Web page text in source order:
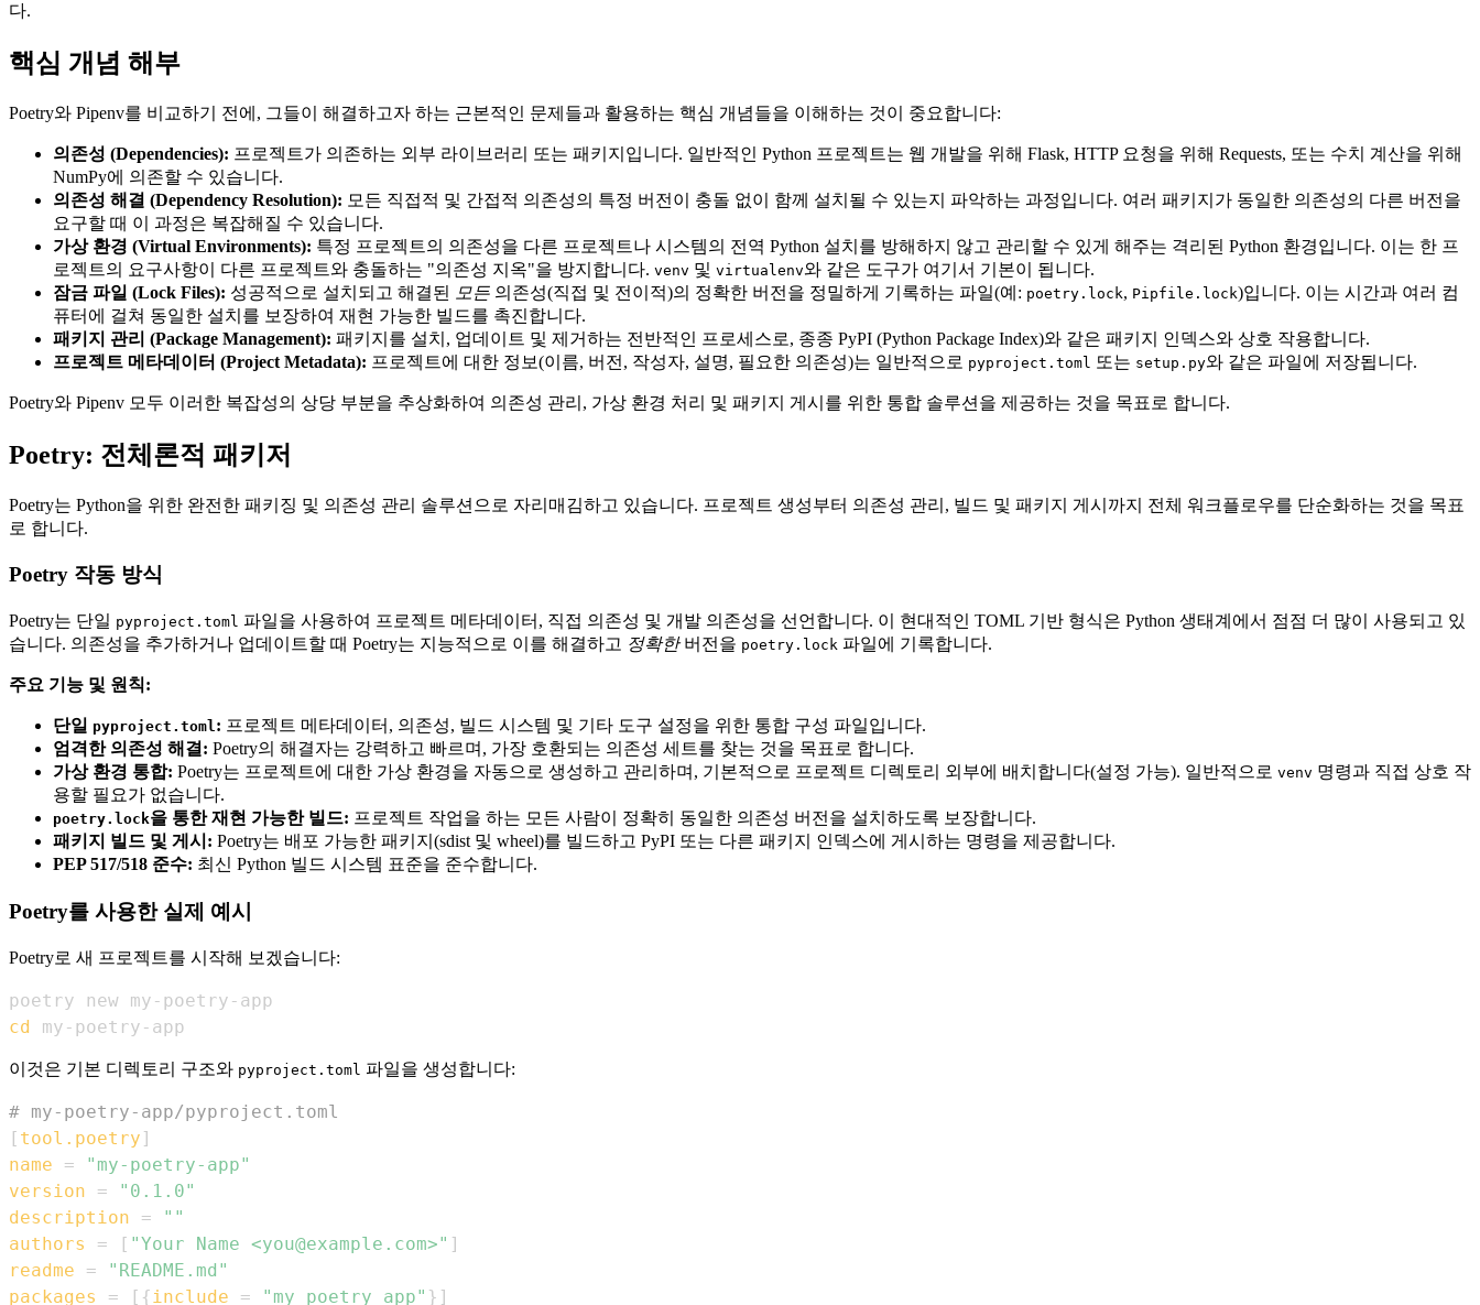
다.
핵심 개념 해부
Poetry와 Pipenv를 비교하기 전에, 그들이 해결하고자 하는 근본적인 문제들과 활용하는 핵심 개념들을 이해하는 것이 중요합니다:
의존성 (Dependencies): 프로젝트가 의존하는 외부 라이브러리 또는 패키지입니다. 일반적인 Python 프로젝트는 웹 개발을 위해 Flask, HTTP 요청을 위해 Requests, 또는 수치 계산을 위해
NumPy에 의존할 수 있습니다.
의존성 해결 (Dependency Resolution): 모든 직접적 및 간접적 의존성의 특정 버전이 충돌 없이 함께 설치될 수 있는지 파악하는 과정입니다. 여러 패키지가 동일한 의존성의 다른 버전을
요구할 때 이 과정은 복잡해질 수 있습니다.
가상 환경 (Virtual Environments): 특정 프로젝트의 의존성을 다른 프로젝트나 시스템의 전역 Python 설치를 방해하지 않고 관리할 수 있게 해주는 격리된 Python 환경입니다. 이는 한 프
로젝트의 요구사항이 다른 프로젝트와 충돌하는 "의존성 지옥"을 방지합니다. venv 및 virtualenv와 같은 도구가 여기서 기본이 됩니다.
잠금 파일 (Lock Files): 성공적으로 설치되고 해결된 모든 의존성(직접 및 전이적)의 정확한 버전을 정밀하게 기록하는 파일(예: poetry.lock, Pipfile.lock)입니다. 이는 시간과 여러 컴
퓨터에 걸쳐 동일한 설치를 보장하여 재현 가능한 빌드를 촉진합니다.
패키지 관리 (Package Management): 패키지를 설치, 업데이트 및 제거하는 전반적인 프로세스로, 종종 PyPI (Python Package Index)와 같은 패키지 인덱스와 상호 작용합니다.
프로젝트 메타데이터 (Project Metadata): 프로젝트에 대한 정보(이름, 버전, 작성자, 설명, 필요한 의존성)는 일반적으로 pyproject.toml 또는 setup.py와 같은 파일에 저장됩니다.
Poetry와 Pipenv 모두 이러한 복잡성의 상당 부분을 추상화하여 의존성 관리, 가상 환경 처리 및 패키지 게시를 위한 통합 솔루션을 제공하는 것을 목표로 합니다.
Poetry: 전체론적 패키저
Poetry는 Python을 위한 완전한 패키징 및 의존성 관리 솔루션으로 자리매김하고 있습니다. 프로젝트 생성부터 의존성 관리, 빌드 및 패키지 게시까지 전체 워크플로우를 단순화하는 것을 목표
로 합니다.
Poetry 작동 방식
Poetry는 단일 pyproject.toml 파일을 사용하여 프로젝트 메타데이터, 직접 의존성 및 개발 의존성을 선언합니다. 이 현대적인 TOML 기반 형식은 Python 생태계에서 점점 더 많이 사용되고 있
습니다. 의존성을 추가하거나 업데이트할 때 Poetry는 지능적으로 이를 해결하고 정확한버전을 poetry.lock 파일에 기록합니다.
주요 기능 및 원칙:
단일 pyproject.toml: 프로젝트 메타데이터, 의존성, 빌드 시스템 및 기타 도구 설정을 위한 통합 구성 파일입니다.
엄격한 의존성 해결: Poetry의 해결자는 강력하고 빠르며, 가장 호환되는 의존성 세트를 찾는 것을 목표로 합니다.
가상 환경 통합: Poetry는 프로젝트에 대한 가상 환경을 자동으로 생성하고 관리하며, 기본적으로 프로젝트 디렉토리 외부에 배치합니다(설정 가능). 일반적으로 venv 명령과 직접 상호 작
용할 필요가 없습니다.
poetry.lock을 통한 재현 가능한 빌드: 프로젝트 작업을 하는 모든 사람이 정확히 동일한 의존성 버전을 설치하도록 보장합니다.
패키지 빌드 및 게시: Poetry는 배포 가능한 패키지(sdist 및 wheel)를 빌드하고 PyPI 또는 다른 패키지 인덱스에 게시하는 명령을 제공합니다.
PEP 517/518 준수: 최신 Python 빌드 시스템 표준을 준수합니다.
Poetry를 사용한 실제 예시
Poetry로 새 프로젝트를 시작해 보겠습니다:
cd my-poetry-app
이것은 기본 디렉토리 구조와 pyproject.toml 파일을 생성합니다:
# my-poetry-app/pyproject.toml
[ tool.poetry ]
name
=
"my-poetry-app"
version
=
"0.1.0"
description
=
""
authors
= [ "Your Name <you@example.com>" ]
readme
=
"README.md"
packages
= [ { include = "my_poetry_app" } ]